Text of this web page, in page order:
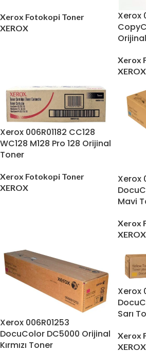
Xerox Fotokopi Toner
XEROX
Xerox
Xerox
XEROX
Xerox 006R01182 CC128
WC128 M128 Pro 128 Orijinal
Toner
Xerox Fotokopi Toner
XEROX
Xerox
Mavi
Xerox
XEROX
Xerox 006R01253
DocuColor DC5000 Orijinal
Kırmızı Toner
Xerox
Sarı
Xerox
XEROX